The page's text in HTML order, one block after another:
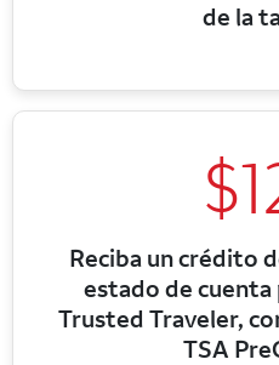
de la
Reciba un crédito
estado de
Trusted Traveler,
TSA